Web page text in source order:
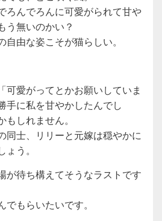
ろんでろんに可愛がられて甘や
う無いのかい？
由な姿こそが猫らしい。
可愛がってとかお願いしていま
手に私を甘やかしたんでし
しれません。
同士、リリーと元嫁は穏やかに
う。
が待ち構えてそうなラストです
もらいたいです。